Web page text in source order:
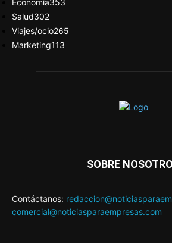
Economía353
Salud302
Viajes/ocio265
Marketing113
SOBRE
Contáctanos:
comercial@noticiasparaempresas.com